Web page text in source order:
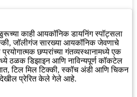
काही आयकॉनिक डायनिंग स्पॉट्सला
जॉलीगंज सारख्या आयकॉनिक जेवणाचे
छप्परांच्या गंतव्यस्थानामध्ये एक
ठळक डिझाइन आणि नाविन्यपूर्ण कॉकटेल
टिल मिल टिक्की, स्कॉच अंडी आणि चिकन
देखील प्रेरित केले गेले आहे.